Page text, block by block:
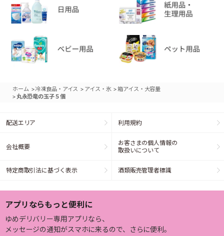
ホーム >冷凍食品・アイス > アイス・氷 >箱アイス・大容量
> 丸永恐竜の玉子５個
配送エリア 利用規約
会社概要
お客さまの個人情報の
取扱いについて
特定商取引法に基づく表示 酒類販売管理者標識
アプリならもっと便利に
ゆめデリバリー専用アプリなら、
メッセージの通知がスマホに来るので、さらに便利。